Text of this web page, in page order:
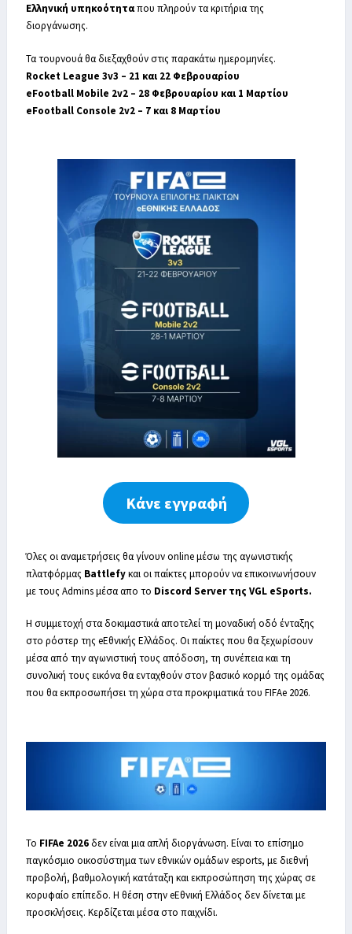
Ελληνική υπηκοότηταπου πληρούν τα κριτήρια της
διοργάνωσης.
Τα τουρνουά θα διεξαχθούν στις παρακάτω ημερομηνίες.
Rocket League 3v3 – 21 και 22 Φεβρουαρίου
eFootball Mobile 2v2 – 28 Φεβρουαρίου και 1 Μαρτίου
eFootball Console 2v2 – 7 και 8 Μαρτίου
Κάνε εγγραφή
Όλες οι αναμετρήσεις θα γίνουν online μέσω της αγωνιστικής
πλατφόρμας Battlefyκαι οι παίκτες μπορούν να επικοινωνήσουν
με τους Admins μέσα απο το Discord Server της VGL eSports.
Η συμμετοχή στα δοκιμαστικά αποτελεί τη μοναδική οδό ένταξης
στο ρόστερ της eΕθνικής Ελλάδος. Οι παίκτες που θα ξεχωρίσουν
μέσα από την αγωνιστική τους απόδοση, τη συνέπεια και τη
συνολική τους εικόνα θα ενταχθούν στον βασικό κορμό της ομάδας
που θα εκπροσωπήσει τη χώρα στα προκριματικά του FIFAe 2026.
Το FIFAe 2026 δεν είναι μια απλή διοργάνωση. Είναι το επίσημο
παγκόσμιο οικοσύστημα των εθνικών ομάδων esports, με διεθνή
προβολή, βαθμολογική κατάταξη και εκπροσώπηση της χώρας σε
κορυφαίο επίπεδο. Η θέση στην eΕθνική Ελλάδος δεν δίνεται με
προσκλήσεις. Κερδίζεται μέσα στο παιχνίδι.